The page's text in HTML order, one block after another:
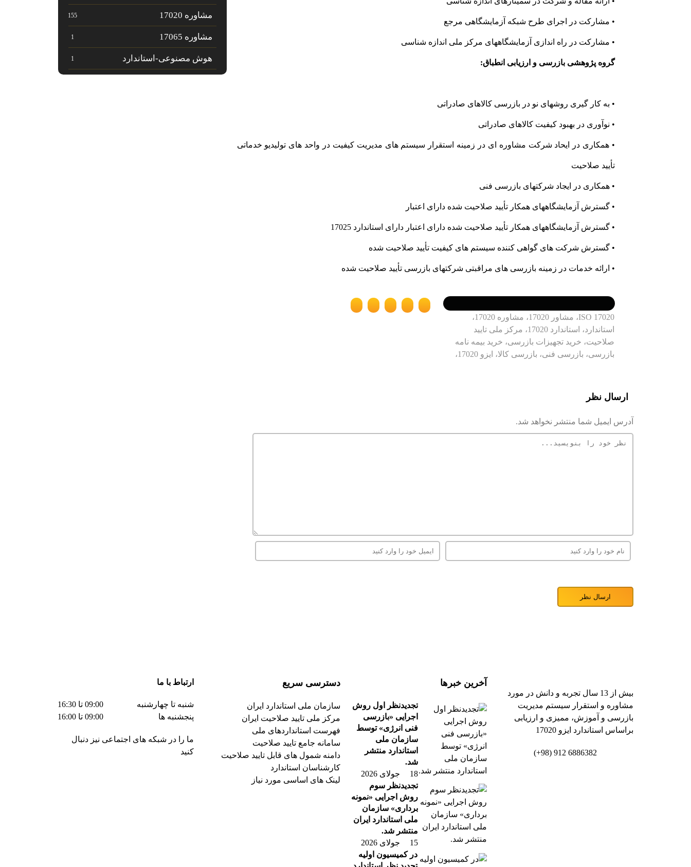
• مشارکت در اجرای طرح شبکه آزمایشگاهی مرجع
• مشارکت در راه اندازی آزمایشگاههای مرکز ملی اندازه شناسی
گروه پژوهشی بازرسی و ارزیابی انطباق:
• به کار گیری روشهای نو در بازرسی کالاهای صادراتی
• نوآوری در بهبود کیفیت کالاهای صادراتی
• همکاری در ایحاد شرکت مشاوره ای در زمینه استقرار سیستم های مدیریت کیفیت در واحد های تولیدیو خدماتی
تأیید صلاحیت
• همکاری در ایجاد شرکتهای بازرسی فنی
• گسترش آزمایشگاههای همکار تأیید صلاحیت شده دارای اعتبار
• گسترش آزمایشگاههای همکار تأیید صلاحیت شده دارای اعتبار دارای استاندارد 17025
• گسترش شرکت های گواهی کننده سیستم های کیفیت تأیید صلاحیت شده
• ارائه خدمات در زمینه بازرسی های مراقبتی شرکتهای بازرسی تأیید صلاحیت شده
ISO 17020، مشاور 17020، مشاوره 17020،
استاندارد، استاندارد 17020، مرکز ملی تایید
صلاحیت، خرید تجهیزات بازرسی، خرید بیمه نامه
بازرسی، بازرسی فنی، بازرسی کالا، ایزو 17020،
ارسال نظر
آدرس ایمیل شما منتشر نخواهد شد.
مشاوره 17020 155
مشاوره 17065 1
هوش مصنوعی-استاندارد 1
بیش از 13 سال تجربه و دانش در مورد
مشاوره و استقرار سیستم مدیریت
بازرسی و آموزش، ممیزی و ارزیابی
براساس استاندارد ایزو 17020
6886382 912 (98+)
آخرین خبرها
تجدیدنظر اول روش
اجرایی «بازرسی
فنی انرژی» توسط
سازمان ملی
استاندارد منتشر
شد.
18 جولای 2026
تجدیدنظر سوم
روش اجرایی «نمونه
برداری» سازمان
ملی استاندارد ایران
منتشر شد.
15 جولای 2026
در کمیسیون اولیه
دسترسی سریع
سازمان ملی استاندارد ایران
مرکز ملی تایید صلاحیت ایران
فهرست استانداردهای ملی
سامانه جامع تایید صلاحیت
دامنه شمول های قابل تایید صلاحیت
کارشناسان استاندارد
لینک های اساسی مورد نیاز
ارتباط با ما
شنبه تا چهارشنبه
09:00 تا 16:30
پنجشنبه ها
09:00 تا 16:00
ما را در شبکه های اجتماعی نیز دنبال
کنید